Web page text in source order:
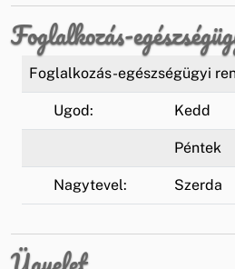
Foglalkozás-
Foglalkozás-egészségügyi
Ugod: Kedd
Péntek
Nagytevel: Szerda